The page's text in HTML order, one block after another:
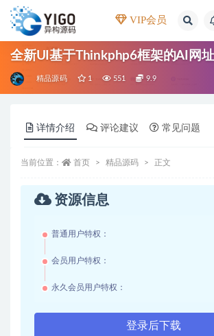
VIP会员
全新UI基于Thinkphp6框架的AI网
精品源码 1 551 9.9
详情介绍 评论建议 常见问题
当前位置： 首页 精品源码 正文
资源信息
普通用户特权：
会员用户特权：
永久会员用户特权：
登录后下载
全部